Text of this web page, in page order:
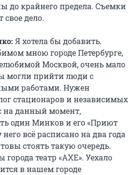
до крайнего предела. Съемки
свое дело.
Я хотела бы добавить.
мною городе Петербурге,
Москвой, очень мало
могли прийти люди с
работами. Нужен
стационаров и независимых
на данный момент,
один Минков и его «Приют
всё расписано на два года
стоять такую очередь.
города театр «АХЕ». Уехало
в нашем городе